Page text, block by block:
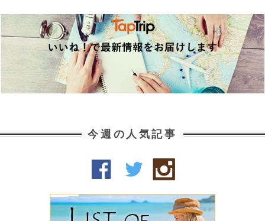
今週の人気記事